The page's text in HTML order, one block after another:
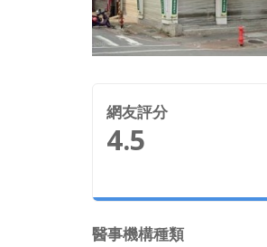
網友評分
4.5
醫事機構種類